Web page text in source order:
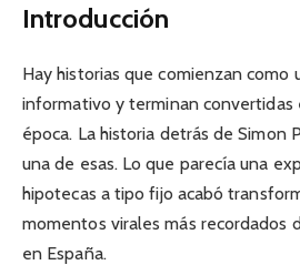
Introducción
Hay historias que comienzan como
informativo y terminan convertidas
época. La historia detrás de Simon
una de esas. Lo que parecía una
hipotecas a tipo fijo acabó
momentos virales más recordados
en España.